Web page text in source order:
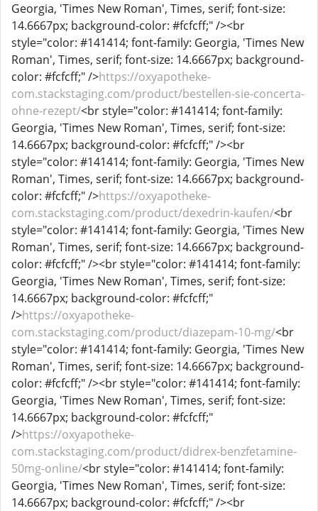
Georgia, 'Times New Roman', Times, serif; font-size:
14.6667px; background-color: #fcfcff;" /><br
style="color: #141414; font-family: Georgia, 'Times New
Roman', Times, serif; font-size: 14.6667px; background-
color: #fcfcff;" />https://oxyapotheke-
com.stackstaging.com/product/bestellen-sie-concerta-
ohne-rezept/<br style="color: #141414; font-family:
Georgia, 'Times New Roman', Times, serif; font-size:
14.6667px; background-color: #fcfcff;" /><br
style="color: #141414; font-family: Georgia, 'Times New
Roman', Times, serif; font-size: 14.6667px; background-
color: #fcfcff;" />https://oxyapotheke-
com.stackstaging.com/product/dexedrin-kaufen/<br
style="color: #141414; font-family: Georgia, 'Times New
Roman', Times, serif; font-size: 14.6667px; background-
color: #fcfcff;" /><br style="color: #141414; font-family:
Georgia, 'Times New Roman', Times, serif; font-size:
14.6667px; background-color: #fcfcff;"
/>https://oxyapotheke-
com.stackstaging.com/product/diazepam-10-mg/<br
style="color: #141414; font-family: Georgia, 'Times New
Roman', Times, serif; font-size: 14.6667px; background-
color: #fcfcff;" /><br style="color: #141414; font-family:
Georgia, 'Times New Roman', Times, serif; font-size:
14.6667px; background-color: #fcfcff;"
/>https://oxyapotheke-
com.stackstaging.com/product/didrex-benzfetamine-
50mg-online/<br style="color: #141414; font-family:
Georgia, 'Times New Roman', Times, serif; font-size:
14.6667px; background-color: #fcfcff;" /><br